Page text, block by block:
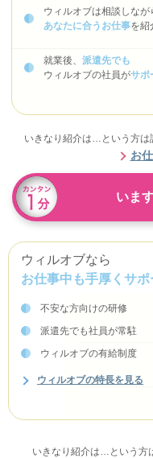
ウィルオブは相談しなが
あなたに合うお仕事を紹
就業後、 派遣先でも
ウィルオブの社員がサポ
いきなり紹介は…という方は
お
いま
ウィルオブなら
お仕事中も手厚くサポ
不安な方向けの研修
派遣先でも社員が常駐
ウィルオブの有給制度
ウィルオブの特長を見る
いきなり紹介は…という方